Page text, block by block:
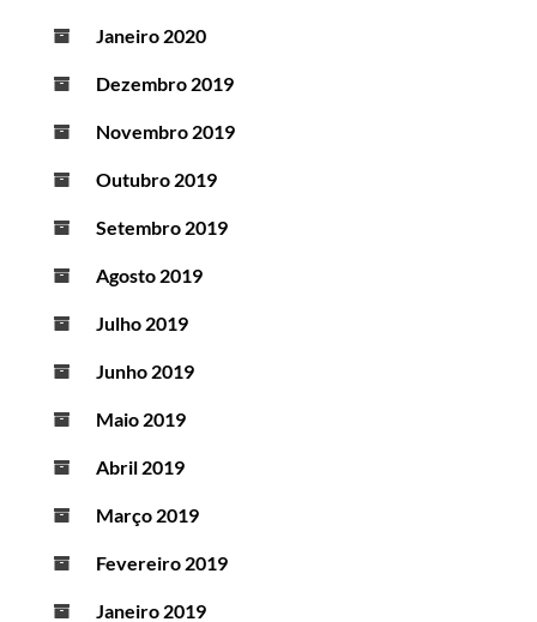
Janeiro 2020
Dezembro 2019
Novembro 2019
Outubro 2019
Setembro 2019
Agosto 2019
Julho 2019
Junho 2019
Maio 2019
Abril 2019
Março 2019
Fevereiro 2019
Janeiro 2019